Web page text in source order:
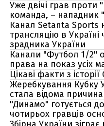
Уже двічі грав
команда, – нападник
Канал Setanta Sports
трансляцію в
зрадника України
Канали "Футбол 1/2"
права на показ усіх
Цікаві факти з
Жеребкування Кубку
стала відома причина
"Динамо" готується
чотирьох гравців